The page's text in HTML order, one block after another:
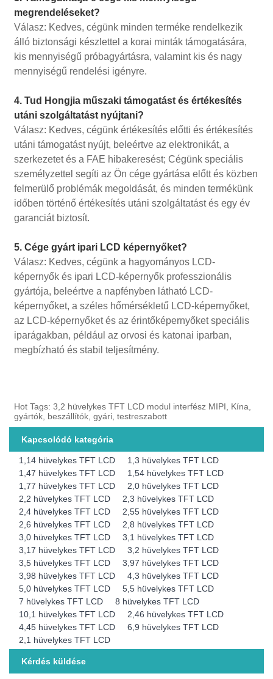
megrendeléseket?
Válasz: Kedves, cégünk minden terméke rendelkezik
álló biztonsági készlettel a korai minták támogatására,
kis mennyiségű próbagyártásra, valamint kis és nagy
mennyiségű rendelési igényre.
4. Tud Hongjia műszaki támogatást és értékesítés
utáni szolgáltatást nyújtani?
Válasz: Kedves, cégünk értékesítés előtti és értékesítés
utáni támogatást nyújt, beleértve az elektronikát, a
szerkezetet és a FAE hibakeresést; Cégünk speciális
személyzettel segíti az Ön cége gyártása előtt és közben
felmerülő problémák megoldását, és minden termékünk
időben történő értékesítés utáni szolgáltatást és egy év
garanciát biztosít.
5. Cége gyárt ipari LCD képernyőket?
Válasz: Kedves, cégünk a hagyományos LCD-
képernyők és ipari LCD-képernyők professzionális
gyártója, beleértve a napfényben látható LCD-
képernyőket, a széles hőmérsékletű LCD-képernyőket,
az LCD-képernyőket és az érintőképernyőket speciális
iparágakban, például az orvosi és katonai iparban,
megbízható és stabil teljesítmény.
Hot Tags: 3,2 hüvelykes TFT LCD modul interfész MIPI, Kína,
gyártók, beszállítók, gyári, testreszabott
Kapcsolódó kategória
1,14 hüvelykes TFT LCD
1,3 hüvelykes TFT LCD
1,47 hüvelykes TFT LCD
1,54 hüvelykes TFT LCD
1,77 hüvelykes TFT LCD
2,0 hüvelykes TFT LCD
2,2 hüvelykes TFT LCD
2,3 hüvelykes TFT LCD
2,4 hüvelykes TFT LCD
2,55 hüvelykes TFT LCD
2,6 hüvelykes TFT LCD
2,8 hüvelykes TFT LCD
3,0 hüvelykes TFT LCD
3,1 hüvelykes TFT LCD
3,17 hüvelykes TFT LCD
3,2 hüvelykes TFT LCD
3,5 hüvelykes TFT LCD
3,97 hüvelykes TFT LCD
3,98 hüvelykes TFT LCD
4,3 hüvelykes TFT LCD
5,0 hüvelykes TFT LCD
5,5 hüvelykes TFT LCD
7 hüvelykes TFT LCD
8 hüvelykes TFT LCD
10,1 hüvelykes TFT LCD
2,46 hüvelykes TFT LCD
4,45 hüvelykes TFT LCD
6,9 hüvelykes TFT LCD
2,1 hüvelykes TFT LCD
Kérdés küldése